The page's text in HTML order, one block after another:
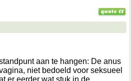
aan te hangen: De anus
niet bedoeld voor seksueel
er eerder wat stuk in de